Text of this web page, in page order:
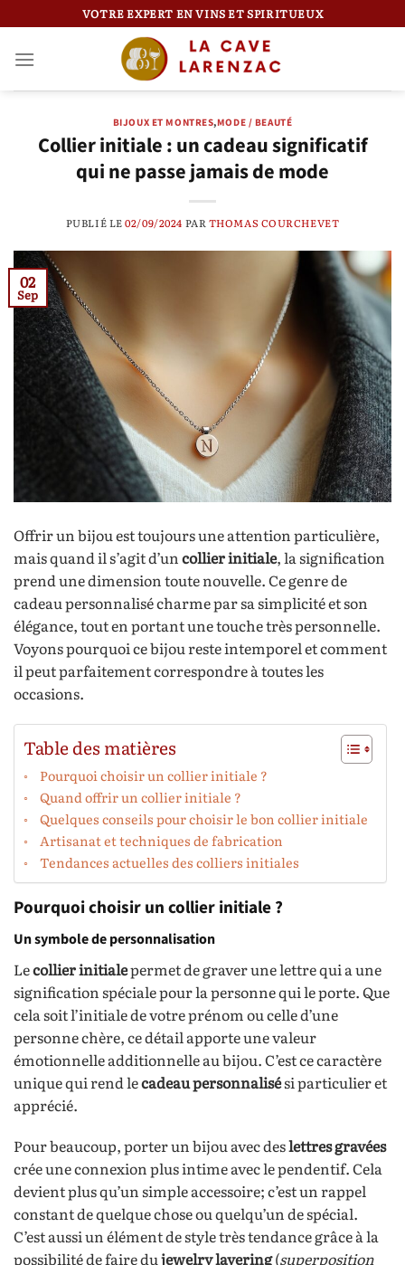
au
contenu
VOTRE EXPERT EN VINS ET SPIRITUEUX
BIJOUX ET MONTRES,MODE / BEAUTÉ
Collier initiale : un cadeau significatif
qui ne passe jamais de mode
PUBLIÉ LE02/09/2024 PAR THOMAS COURCHEVET
02
Sep
Offrir un bijou est toujours une attention particulière,
mais quand il s’agit d’uncollier initiale, la signification
prend une dimension toute nouvelle. Ce genre de
cadeau personnalisé charme par sa simplicité et son
élégance, tout en portant une touche très personnelle.
Voyons pourquoi ce bijou reste intemporel et comment
il peut parfaitement correspondre à toutes les
occasions.
Table des matières
Pourquoi choisir un collier initiale ?
Quand offrir un collier initiale ?
Quelques conseils pour choisir le bon collier initiale
Artisanat et techniques de fabrication
Tendances actuelles des colliers initiales
Pourquoi choisir un collier initiale ?
Un symbole de personnalisation
Lecollier initialepermet de graver une lettre qui a une
signification spéciale pour la personne qui le porte. Que
cela soit l’initiale de votre prénom ou celle d’une
personne chère, ce détail apporte une valeur
émotionnelle additionnelle au bijou. C’est ce caractère
unique qui rend lecadeau personnalisési particulier et
apprécié.
Pour beaucoup, porter un bijou avec deslettres gravées
crée une connexion plus intime avec le pendentif. Cela
devient plus qu’un simple accessoire; c’est un rappel
constant de quelque chose ou quelqu’un de spécial.
C’est aussi un élément de style très tendance grâce à la
possibilité de faire dujewelry layering(superposition